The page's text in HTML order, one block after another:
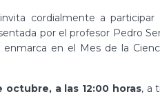
cordialmente a participar
por el profesor Pedro
en el Mes de la
octubre, a las 12:00 horas, a